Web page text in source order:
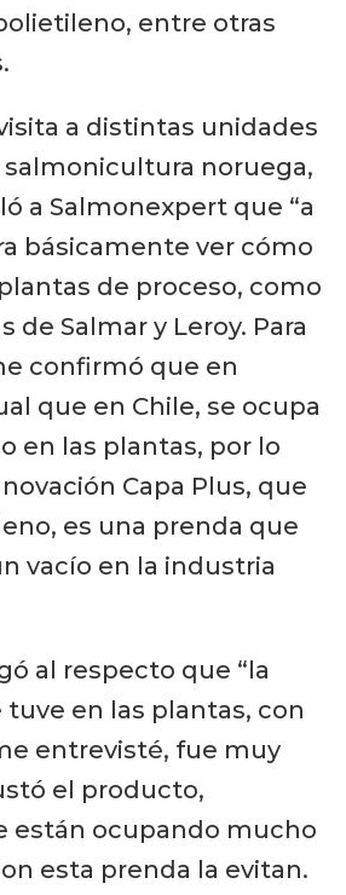
entre otras
a distintas unidades
noruega,
a Salmonexpert que “a
básicamente ver cómo
de proceso, como
de Salmar y Leroy. Para
confirmó que en
que en Chile, se ocupa
en las plantas, por lo
Capa Plus, que
es una prenda que
vacío en la industria
al respecto que “la
en las plantas, con
entrevisté, fue muy
el producto,
están ocupando mucho
esta prenda la evitan.